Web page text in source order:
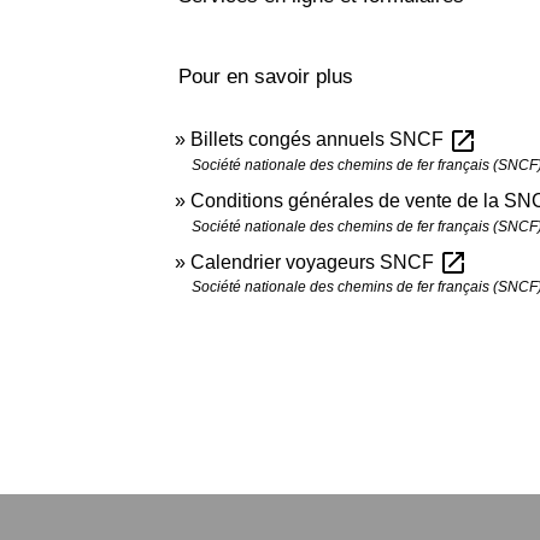
Pour en savoir plus
Billets congés annuels SNCF open_in_new
Société nationale des chemins de fer français
Conditions générales de vente de la
Société nationale des chemins de fer français
Calendrier voyageurs SNCF open_in_new
Société nationale des chemins de fer français